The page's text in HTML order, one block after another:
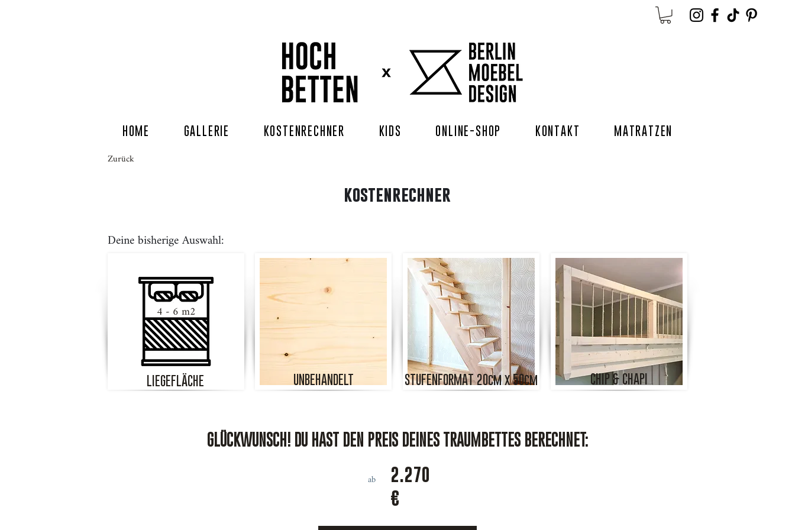
HOME GALLERIE KOSTENRECHNER KIDS ONLINE-SHOP KONTAKT MATRATZEN
Zurück
kostenrechner
Deine bisherige Auswahl:
4 - 6 m2
LIEGEFLÄCHE UNBEHANDELT STUFENFORMAT 20cm x 50cm CHIP & CHAPI
GLÜCKWUNSCH! DU HAST DEN PREIS DEINES TRAUMBETTES BERECHNET:
ab
2.270
€